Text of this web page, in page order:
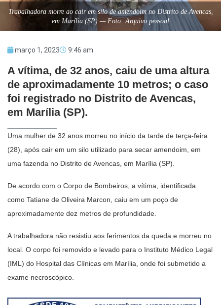
Trabalhadora morre ao cair em silo de amendoim no Distrito de Avencas,
em Marília (SP) — Foto: Arquivo pessoal
março 1, 2023 9:46 am
A vítima, de 32 anos, caiu de uma altura
de aproximadamente 10 metros; o caso
foi registrado no Distrito de Avencas,
em Marília (SP).
Uma mulher de 32 anos morreu no início da tarde de terça-feira
(28), após cair em um silo utilizado para secar amendoim, em
uma fazenda no Distrito de Avencas, em Marília (SP).
De acordo com o Corpo de Bombeiros, a vítima, identificada
como Tatiane de Oliveira Marcon, caiu em um poço de
aproximadamente dez metros de profundidade.
A trabalhadora não resistiu aos ferimentos da queda e morreu no
local. O corpo foi removido e levado para o Instituto Médico Legal
(IML) do Hospital das Clínicas em Marília, onde foi submetido a
exame necroscópico.